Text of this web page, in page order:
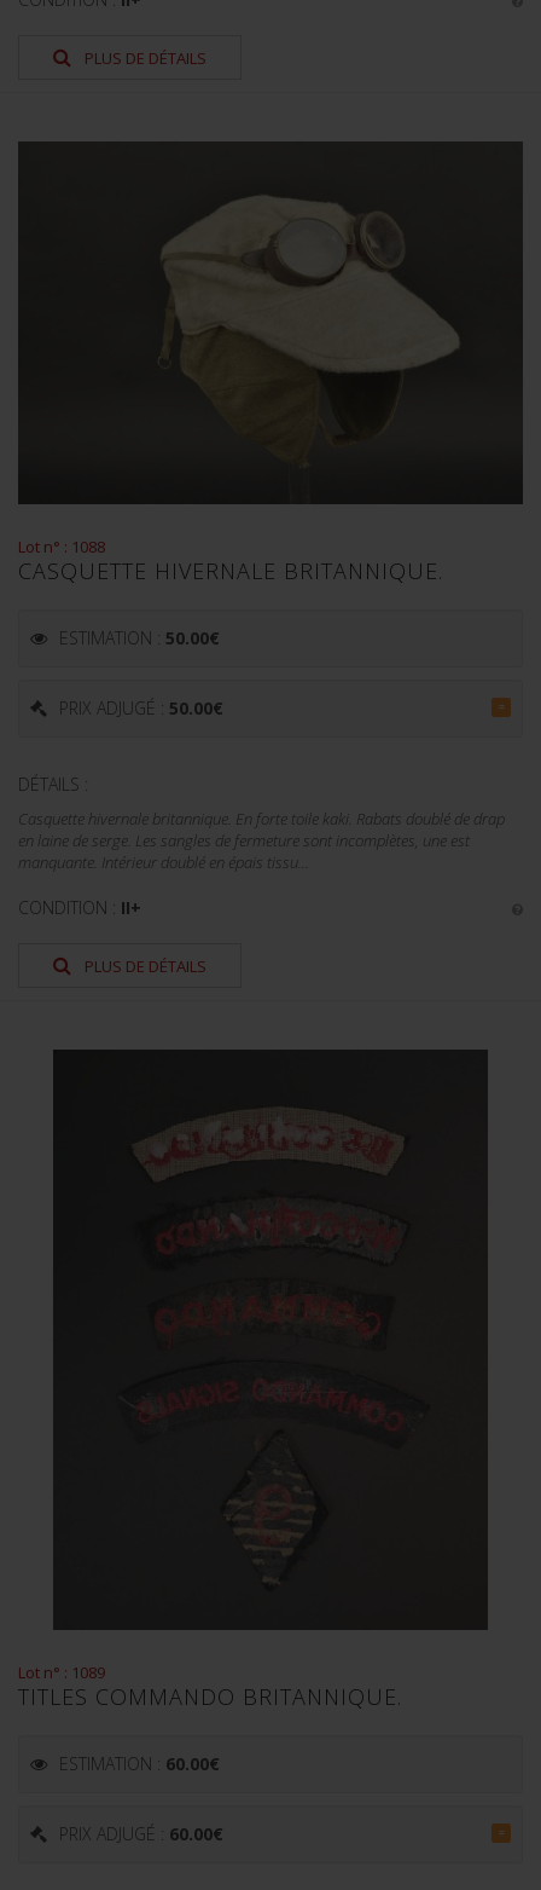
PLUS DE DÉTAILS
Lot n° : 1088
CASQUETTE HIVERNALE BRITANNIQUE.
ESTIMATION : 50.00€
PRIX ADJUGÉ : 50.00€ =
DÉTAILS :
Casquette hivernale britannique. En forte toile kaki. Rabats doublé de drap
en laine de serge. Les sangles de fermeture sont incomplètes, une est
manquante. Intérieur doublé en épais tissu...
CONDITION : II+
PLUS DE DÉTAILS
Lot n° : 1089
TITLES COMMANDO BRITANNIQUE.
ESTIMATION : 60.00€
PRIX ADJUGÉ : 60.00€ =